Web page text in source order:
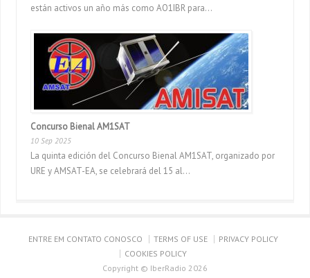
están activos un año más como AO1IBR para...
Concurso Bienal AM1SAT
10 Sep 2025
La quinta edición del Concurso Bienal AM1SAT, organizado por
URE y AMSAT-EA, se celebrará del 15 al...
ENTRE EM CONTATO CONOSCO TERMS OF USE
PRIVACY POLICY
COOKIES POLICY
Copyright © IberRadio 2026